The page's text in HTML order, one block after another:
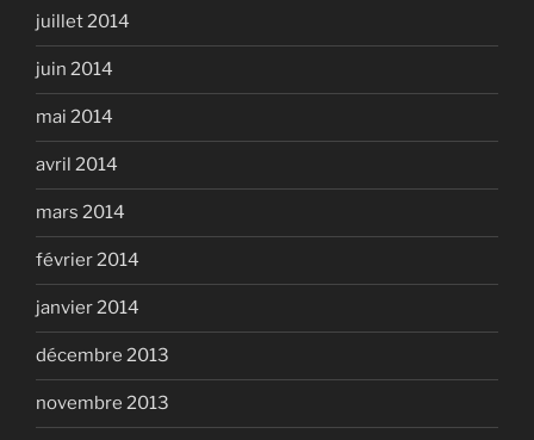
juillet 2014
juin 2014
mai 2014
avril 2014
mars 2014
février 2014
janvier 2014
décembre 2013
novembre 2013